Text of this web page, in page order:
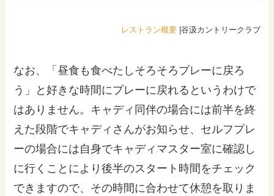
レストラン概要|谷汲カントリークラブ
なお、「昼食も食べたしそろそろプレーに戻ろ
う」と好きな時間にプレーに戻れるというわけで
はありません。キャディ同伴の場合には前半を終
えた段階でキャディさんがお知らせ、セルフプレ
ーの場合には自身でキャディマスター室に確認し
に行くことにより後半のスタート時間をチェック
できますので、その時間に合わせて休憩を取りま